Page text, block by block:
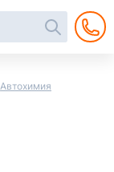
Автохимия